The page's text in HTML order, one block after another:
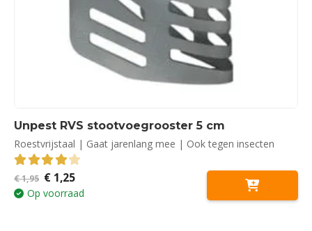
Unpest RVS stootvoegrooster 5 cm
Roestvrijstaal | Gaat jarenlang mee | Ook tegen insecten
4.00out of 5
€1,95 Oorspronkelijke
prijs
was:
€1,25Huidige
prijs
is:
Op voorraad